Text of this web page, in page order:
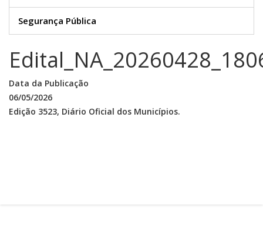
Segurança Pública
Data da Publicação
06/05/2026
Edição 3523, Diário Oficial dos Municípios.